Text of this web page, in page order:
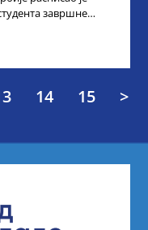
завршне
14 15 >